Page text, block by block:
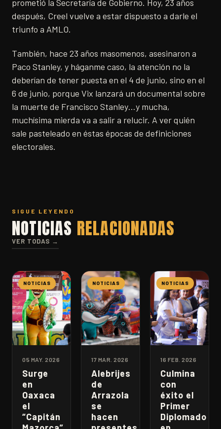
prometió la Secretaría de Gobierno. Hoy, 23 años
después, Creel vuelve a estar dispuesto a darle el
triunfo a AMLO.
También, hace 23 años masomenos, asesinaron a
Paco Stanley, y háganme caso, la atención no la
deberían de tener puesta en el 4 de junio, sino en el
6 de junio, porque Vix lanzará un documental sobre
la muerte de Francisco Stanley…y mucha,
muchísima mierda va a salir a relucir. A ver quién
sale pasteleado en éstas épocas de definiciones
electorales.
SIGUE LEYENDO
NOTICIAS RELACIONADAS
VER TODAS →
NOTICIAS
05 MAY. 2026
Surge
en
Oaxaca
el
“Capitán
NOTICIAS
17 MAR. 2026
Alebrijes
de
Arrazola
se
hacen
NOTICIAS
16 FEB. 2026
Culmina
con
éxito el
Primer
Diplomado